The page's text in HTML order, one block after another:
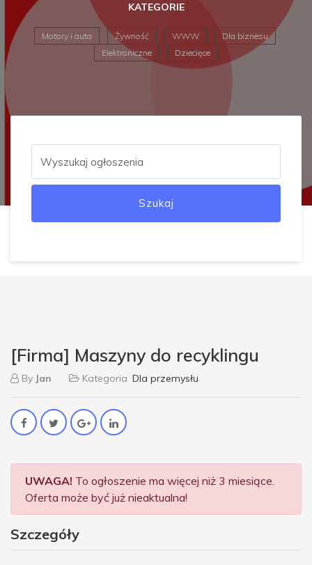
KATEGORIE
Motory i auta Żywność WWW
Dla biznesu
Elektroniczne
Dziecięce
Szukaj
[Firma] Maszyny do recyklingu
By Jan Kategoria Dla przemysłu
UWAGA! To ogłoszenie ma więcej niż 3 miesiące.
Oferta może być już nieaktualna!
Szczegóły